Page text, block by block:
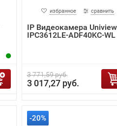
избранное сравнить
IP Видеокамера Uniview
IPC3612LE-ADF40KC-WL
3 771,59 руб.
3 017,27 руб.
-20%